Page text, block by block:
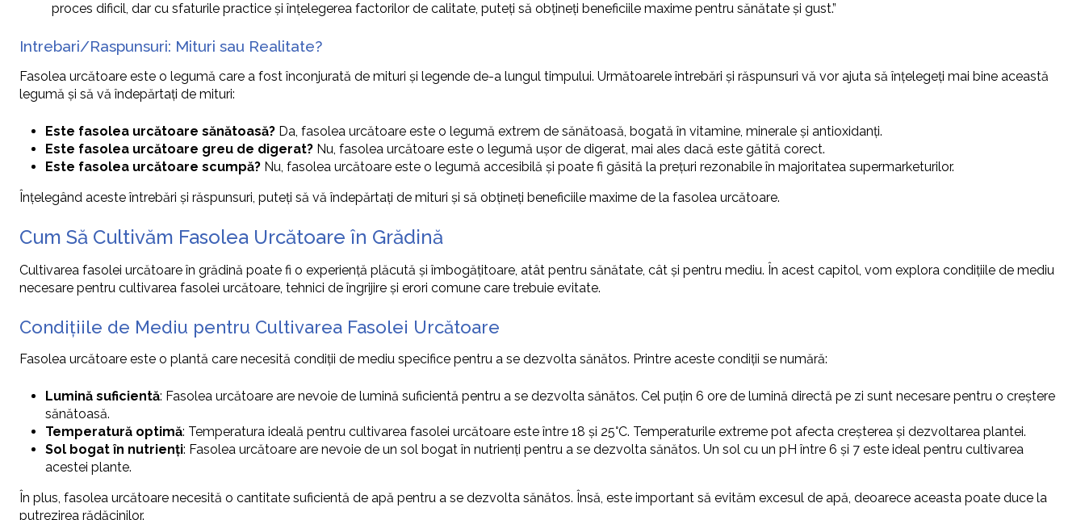
proces dificil, dar cu sfaturile practice și înțelegerea factorilor de calitate, puteți să obțineți beneficiile maxime pentru sănătate și gust.”
Intrebari/Raspunsuri: Mituri sau Realitate?
Fasolea urcătoare este o legumă care a fost înconjurată de mituri și legende de-a lungul timpului. Următoarele întrebări și răspunsuri vă vor ajuta să înțelegeți mai bine această
legumă și să vă îndepărtați de mituri:
Este fasolea urcătoare sănătoasă? Da, fasolea urcătoare este o legumă extrem de sănătoasă, bogată în vitamine, minerale și antioxidanți.
Este fasolea urcătoare greu de digerat? Nu, fasolea urcătoare este o legumă ușor de digerat, mai ales dacă este gătită corect.
Este fasolea urcătoare scumpă? Nu, fasolea urcătoare este o legumă accesibilă și poate fi găsită la prețuri rezonabile în majoritatea supermarketurilor.
Înțelegând aceste întrebări și răspunsuri, puteți să vă îndepărtați de mituri și să obțineți beneficiile maxime de la fasolea urcătoare.
Cum Să Cultivăm Fasolea Urcătoare în Grădină
Cultivarea fasolei urcătoare în grădină poate fi o experiență plăcută și îmbogățitoare, atât pentru sănătate, cât și pentru mediu. În acest capitol, vom explora condițiile de mediu
necesare pentru cultivarea fasolei urcătoare, tehnici de îngrijire și erori comune care trebuie evitate.
Condițiile de Mediu pentru Cultivarea Fasolei Urcătoare
Fasolea urcătoare este o plantă care necesită condiții de mediu specifice pentru a se dezvolta sănătos. Printre aceste condiții se numără:
Lumină suficientă: Fasolea urcătoare are nevoie de lumină suficientă pentru a se dezvolta sănătos. Cel puțin 6 ore de lumină directă pe zi sunt necesare pentru o creștere
sănătoasă.
Temperatură optimă: Temperatura ideală pentru cultivarea fasolei urcătoare este între 18 și 25°C. Temperaturile extreme pot afecta creșterea și dezvoltarea plantei.
Sol bogat în nutrienți: Fasolea urcătoare are nevoie de un sol bogat în nutrienți pentru a se dezvolta sănătos. Un sol cu un pH între 6 și 7 este ideal pentru cultivarea
acestei plante.
În plus, fasolea urcătoare necesită o cantitate suficientă de apă pentru a se dezvolta sănătos. Însă, este important să evităm excesul de apă, deoarece aceasta poate duce la
putrezirea rădăcinilor.